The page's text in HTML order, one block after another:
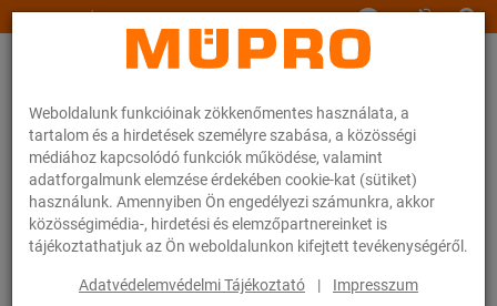
Weboldalunk funkcióinak zökkenőmentes használata, a
tartalom és a hirdetések személyre szabása, a közösségi
médiához kapcsolódó funkciók működése, valamint
adatforgalmunk elemzése érdekében cookie-kat (sütiket)
használunk. Amennyiben Ön engedélyezi számunkra, akkor
közösségimédia-, hirdetési és elemzőpartnereinket is
tájékoztathatjuk az Ön weboldalunkon kifejtett tevékenységéről.
Adatvédelemvédelmi Tájékoztató | Impresszum
www.muepro.hu
Webáruhàz Rögzítéstechnika
Szerelési anyagok
Műanyag csőrozetták